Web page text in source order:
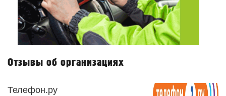
Отзывы об организациях
Телефон.ру